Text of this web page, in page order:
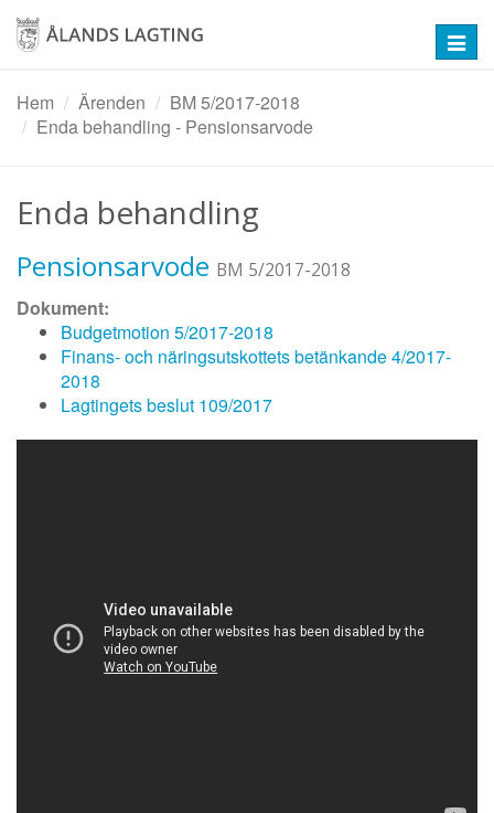
Hoppa
huvudinnehåll
Hem
Ärenden
BM 5/2017-2018
Enda behandling - Pensionsarvode
Enda behandling
Pensionsarvode BM 5/2017-2018
Dokument:
Budgetmotion 5/2017-2018
Finans- och näringsutskottets betänkande 4/2017-
2018
Lagtingets beslut 109/2017